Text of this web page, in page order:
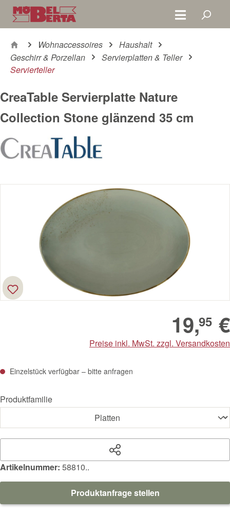
Zum Hauptinhalt springen
Wohnaccessoires
Haushalt
Geschirr & Porzellan
Servierplatten & Teller
Servierteller
CreaTable Servierplatte Nature
Collection Stone glänzend 35 cm
Bildergalerie überspringen
19,95 €
Preise inkl. MwSt. zzgl. Versandkosten
Einzelstück verfügbar – bitte anfragen
Produktfamilie
Artikelnummer: 58810..
Produktanfrage stellen